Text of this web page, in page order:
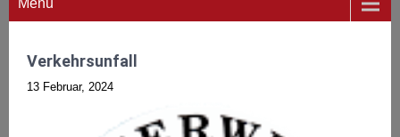
Menu
Verkehrsunfall
13 Februar, 2024